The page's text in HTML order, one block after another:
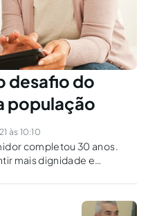
desafio do
população
às 10:10
completou 30 anos.
mais dignidade e